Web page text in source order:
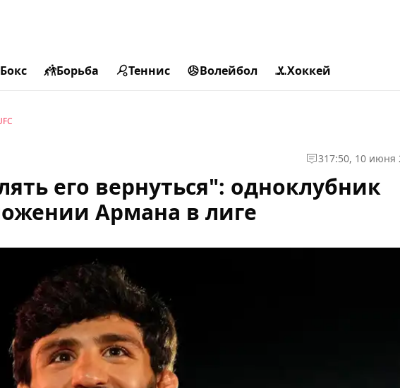
Бокс Борьба Теннис Волейбол Хоккей
317:50, 10 июня
его вернуться": одноклубник
Армана в лиге